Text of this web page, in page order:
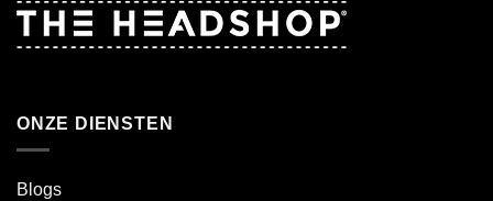
ONZE DIENSTEN
Blogs